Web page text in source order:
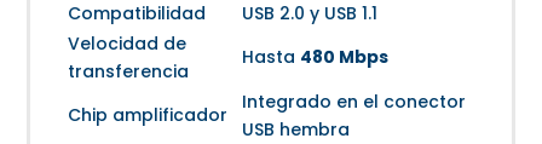
Compatibilidad
USB 2.0 y USB 1.1
Velocidad de
transferencia
Hasta 480 Mbps
Chip amplificador
Integrado en el conector
USB hembra